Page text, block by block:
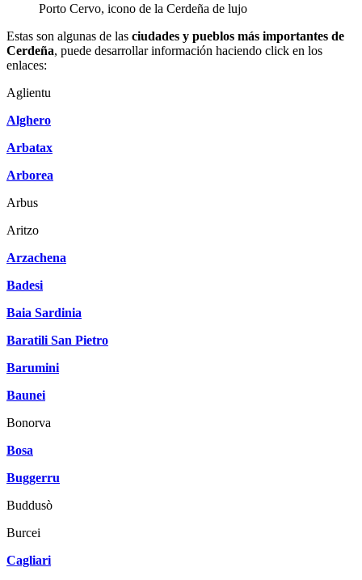
Porto Cervo, icono de la Cerdeña de lujo
Estas son algunas de las ciudades y pueblos más importantes de
Cerdeña, puede desarrollar información haciendo click en los
enlaces:
Aglientu
Alghero
Arbatax
Arborea
Arbus
Aritzo
Arzachena
Badesi
Baia Sardinia
Baratili San Pietro
Barumini
Baunei
Bonorva
Bosa
Buggerru
Buddusò
Burcei
Cagliari